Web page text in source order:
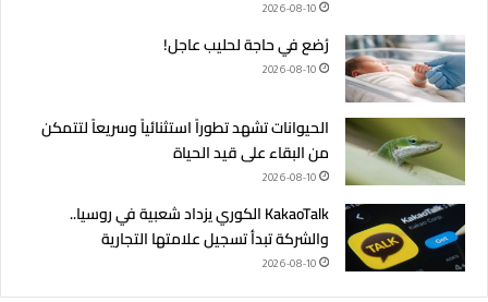
2026-08-10
رُضع في حاجة لحليب عاجل!
2026-08-10
الحيوانات تشهد تطوراً استثنائياً وسريعاً لتتمكن
من البقاء على قيد الحياة
2026-08-10
KakaoTalk الكوري يزداد شعبية في روسيا..
والشركة تبدأ تسجيل علامتها التجارية
2026-08-10